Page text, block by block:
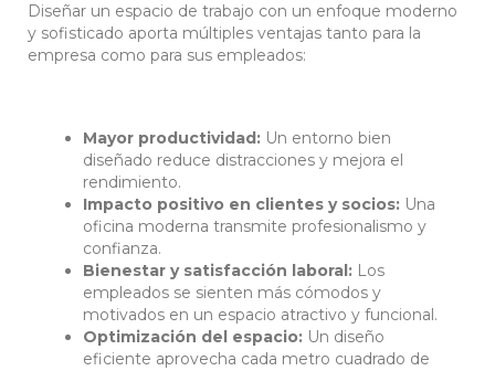
Diseñar un espacio de trabajo con un enfoque moderno
y sofisticado aporta múltiples ventajas tanto para la
empresa como para sus empleados:
Mayor productividad: Un entorno bien
diseñado reduce distracciones y mejora el
rendimiento.
Impacto positivo en clientes y socios: Una
oficina moderna transmite profesionalismo y
confianza.
Bienestar y satisfacción laboral: Los
empleados se sienten más cómodos y
motivados en un espacio atractivo y funcional.
Optimización del espacio: Un diseño
eficiente aprovecha cada metro cuadrado de